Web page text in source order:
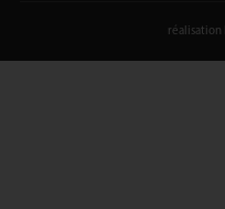
réalisation